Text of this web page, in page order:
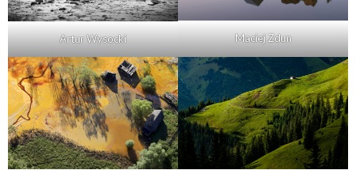
Artur Wysocki Maciej Zdun